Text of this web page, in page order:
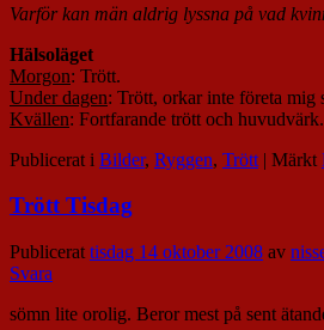
Varför kan män aldrig lyssna på vad
Hälsoläget
Morgon: Trött.
Under dagen: Trött, orkar inte företa mig
Kvällen: Fortfarande trött och
Publicerat i Bilder, Ryggen, Trött | Märkt
Trött Tisdag
Publicerat tisdag 14 oktober 2008 av
Svara
sömn lite orolig. Beror mest på sent